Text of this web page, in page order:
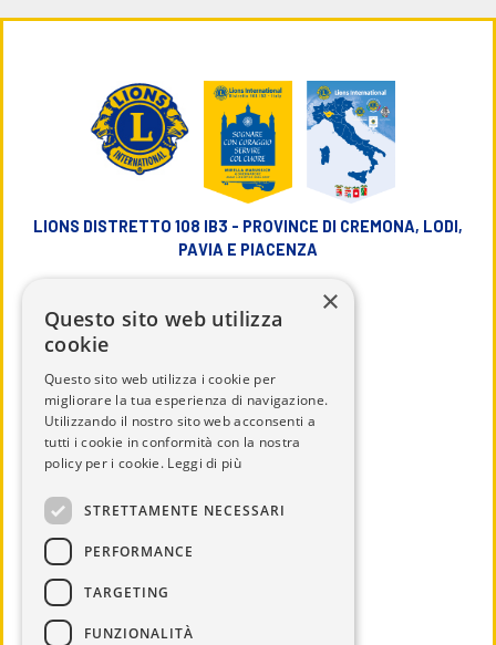
LIONS DISTRETTO 108 IB3 - PROVINCE DI CREMONA, LODI,
PAVIA E PIACENZA
CHI SIAMO
IL DISTRETTO
NEWS ED EVENTI
×
Questo sito web utilizza
cookie
Questo sito web utilizza i cookie per
migliorare la tua esperienza di navigazione.
Utilizzando il nostro sito web acconsenti a
tutti i cookie in conformità con la nostra
policy per i cookie. Leggi di più
STRETTAMENTE NECESSARI
PERFORMANCE
TARGETING
FUNZIONALITÀ